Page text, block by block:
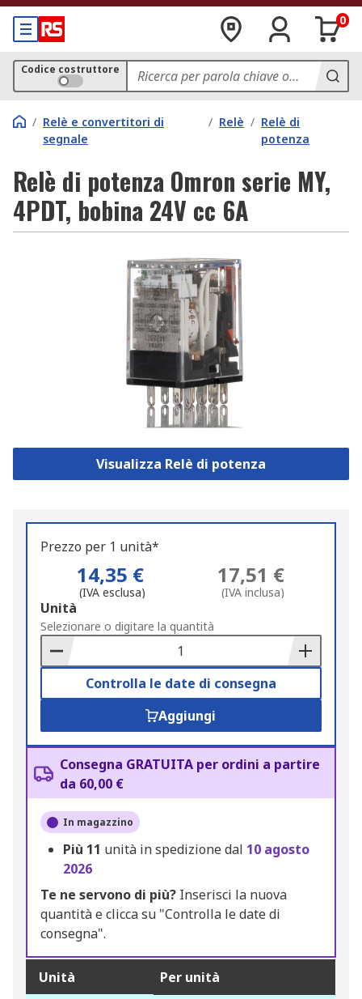
0
Codice costruttore
/ Relè e convertitori di
segnale
/ Relè / Relè di
potenza
Relè di potenza Omron serie MY,
4PDT, bobina 24V cc 6A
Visualizza Relè di potenza
Prezzo per 1 unità*
14,35 €
(IVA esclusa)
17,51 €
(IVA inclusa)
Add
to
Basket
Unità
Selezionare o digitare la quantità
Controlla le date di consegna
Aggiungi
Consegna GRATUITA per ordini a partire
da 60,00 €
In magazzino
Più 11 unità in spedizione dal 10 agosto
2026
Te ne servono di più? Inserisci la nuova
quantità e clicca su "Controlla le date di
consegna".
Unità Per unità